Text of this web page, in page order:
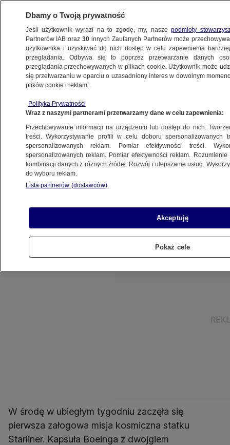
METEO
CIEKAWOSTKI
przełożony
14.06.2024, 21:43
Udostępnij
Powrót kapsuły Starliner z dwojgiem
nie wcześniej niż 22 czerwca - podała w piątek
NASA.
W środę w ubiegłym tygodniu zaczęła się
pierwsza załogowa misja kosmiczna statku
Starliner. Kapsuła Boeinga z dwojgiem
Dbamy o Twoją prywatność
Jeśli użytkownik wyrazi na to zgodę, my, naszepodmioty
Partnerów IAB oraz30 innych Zaufanych Partnerów może
użytkownika i uzyskiwać do nich dostęp w celu zapewnienia
przeglądania. Odbywa się to poprzez przetwarzanie danych
przeglądania przechowywanych w plikach cookie. Użytkownik może
się przetwarzaniu w oparciu o uzasadniony interes w dowolnym
plików cookie i reklam”.
Polityka Prywatności
Wraz z naszymi partnerami przetwarzamy dane w celu zapewnienia:
Przechowywanie informacji na urządzeniu lub dostęp do nich.
treści. Wykorzystywanie profili w celu doboru spersonalizowanych
spersonalizowanych reklam. Pomiar efektywności treści.
spersonalizowanych reklam. Pomiar efektywności reklam.
kombinacji danych z różnych źródeł. Rozwój i ulepszanie usług.
do wyboru reklam.
Lista partnerów (dostawców)
Akceptuję
Pokaż cele